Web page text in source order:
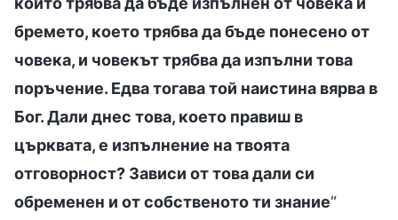
бремето, което трябва да бъде понесено от
човека, и човекът трябва да изпълни това
поръчение. Едва тогава той наистина вярва в
Бог. Дали днес това, което правиш в
църквата, е изпълнение на твоята
отговорност? Зависи от това дали си
обременен и от собственото ти знание“